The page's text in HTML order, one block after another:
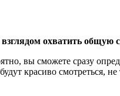
охватить общую
вы сможете сразу
красиво смотреться, не